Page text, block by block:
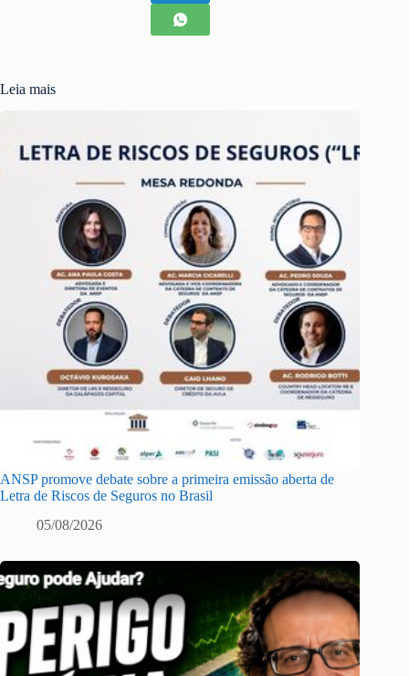
Leia mais
ANSP promove debate sobre a primeira emissão aberta de
Letra de Riscos de Seguros no Brasil
05/08/2026